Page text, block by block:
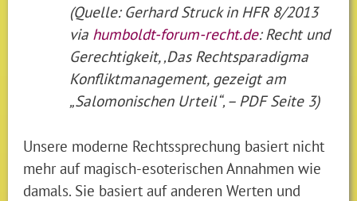
(Quelle: Gerhard Struck in HFR 8/2013
via humboldt-forum-recht.de: Recht und
Gerechtigkeit, ‚Das Rechtsparadigma
Konfliktmanagement, gezeigt am
„Salomonischen Urteil“‚ – PDF Seite 3)
Unsere moderne Rechtssprechung basiert nicht
mehr auf magisch-esoterischen Annahmen wie
damals. Sie basiert auf anderen Werten und